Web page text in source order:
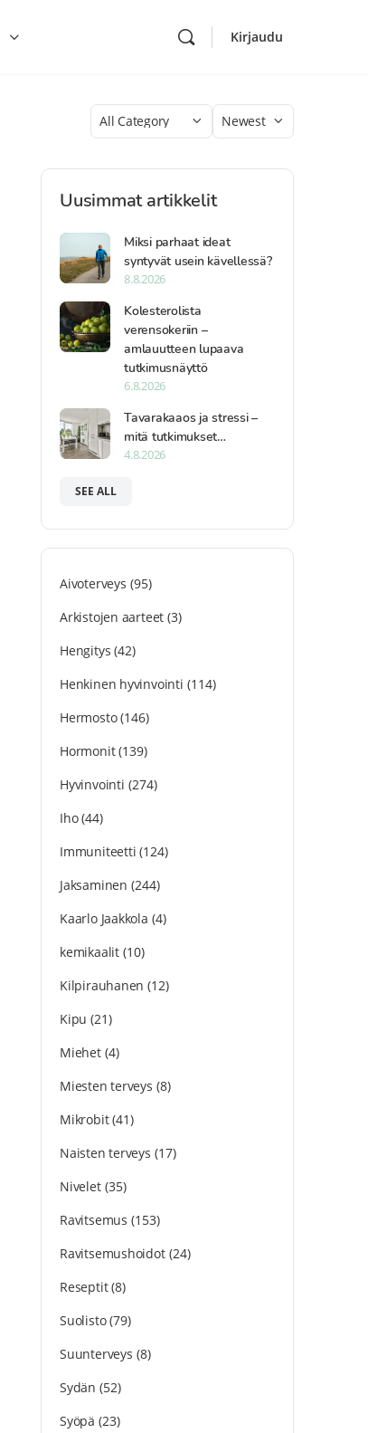
Kirjaudu
Category
Sort
Uusimmat artikkelit
Miksi parhaat ideat
syntyvät usein kävellessä?
8.8.2026
Kolesterolista
verensokeriin –
amlauutteen lupaava
tutkimusnäyttö
6.8.2026
Tavarakaaos ja stressi –
mitä tutkimukset…
4.8.2026
SEE ALL
Aivoterveys (95)
Arkistojen aarteet (3)
Hengitys (42)
Henkinen hyvinvointi (114)
Hermosto(146)
Hormonit(139)
Hyvinvointi (274)
Iho(44)
Immuniteetti (124)
Jaksaminen (244)
Kaarlo Jaakkola (4)
kemikaalit(10)
Kilpirauhanen (12)
Kipu (21)
Miehet(4)
Miesten terveys (8)
Mikrobit(41)
Naisten terveys (17)
Nivelet(35)
Ravitsemus (153)
Ravitsemushoidot(24)
Reseptit(8)
Suolisto(79)
Suunterveys (8)
Sydän (52)
Syöpä (23)